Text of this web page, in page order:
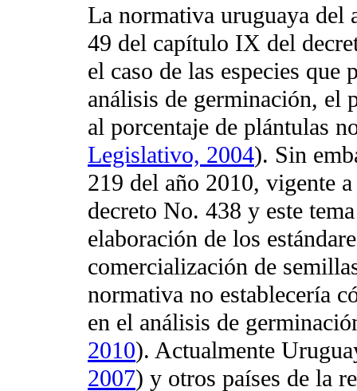
La normativa uruguaya del
49 del capítulo IX del
el caso de las especies
análisis de germinación, el
al porcentaje de plántulas
Legislativo, 2004). Sin
219 del año 2010, vigente
decreto No. 438 y este
elaboración de los
comercialización de
normativa no establecería
en el análisis de
2010). Actualmente
2007) y otros países de la